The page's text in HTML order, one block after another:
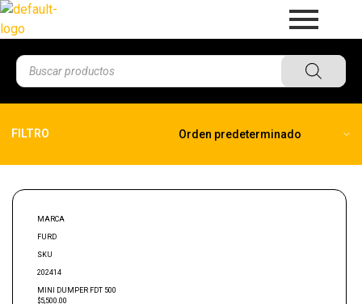
FILTRO
MARCA
FURD
SKU
202414
MINI DUMPER FDT 500
$5,500.00